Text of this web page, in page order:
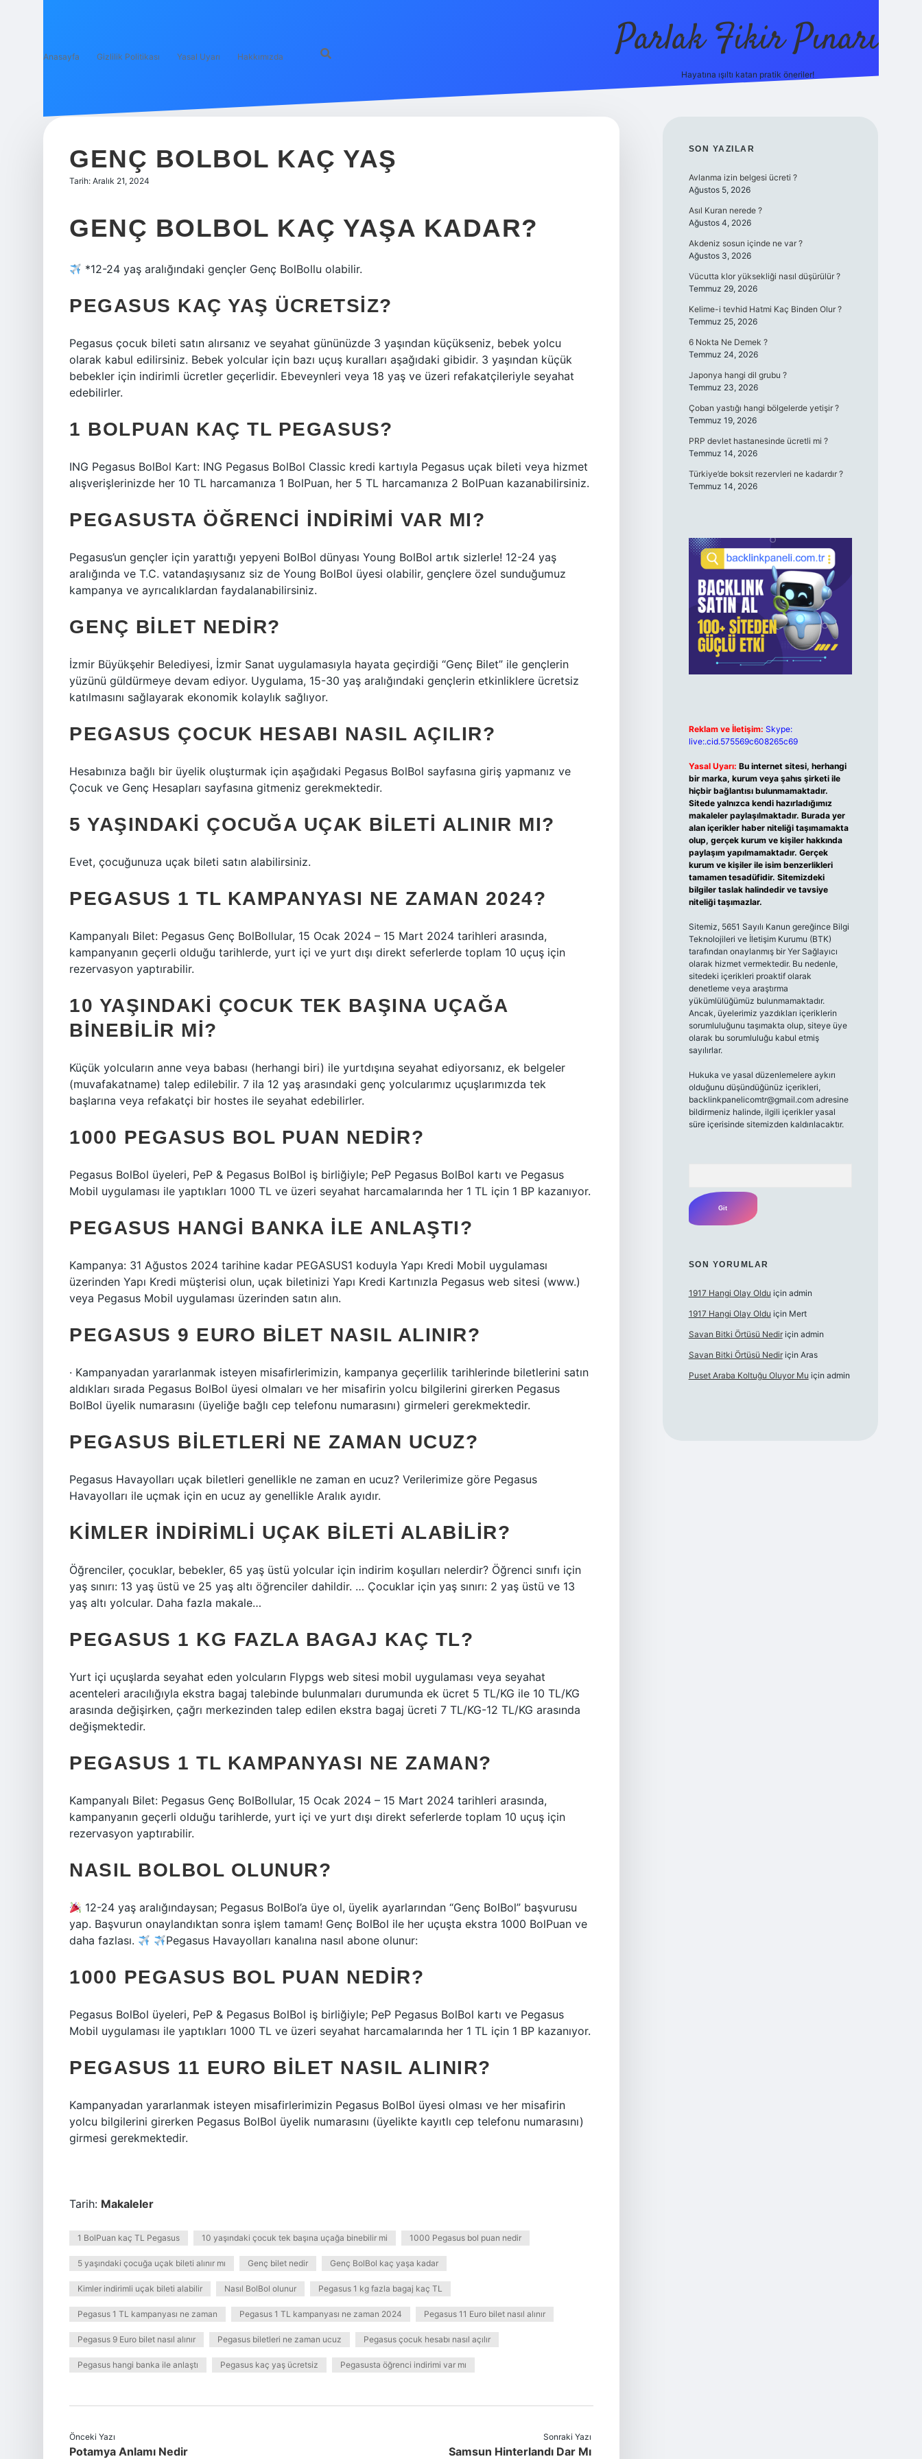
Anasayfa Gizlilik Politikası Yasal Uyarı Hakkımızda Parlak Fikir Pınarı
Hayatına ışıltı katan pratik öneriler!
GENÇ BOLBOL KAÇ YAŞ
Tarih: Aralık 21, 2024
GENÇ BOLBOL KAÇ YAŞA KADAR?
*12-24 yaş aralığındaki gençler Genç BolBollu olabilir.
PEGASUS KAÇ YAŞ ÜCRETSIZ?
Pegasus çocuk bileti satın alırsanız ve seyahat gününüzde 3 yaşından küçükseniz, bebek yolcu
olarak kabul edilirsiniz. Bebek yolcular için bazı uçuş kuralları aşağıdaki gibidir. 3 yaşından küçük
bebekler için indirimli ücretler geçerlidir. Ebeveynleri veya 18 yaş ve üzeri refakatçileriyle seyahat
edebilirler.
1 BOLPUAN KAÇ TL PEGASUS?
ING Pegasus BolBol Kart: ING Pegasus BolBol Classic kredi kartıyla Pegasus uçak bileti veya hizmet
alışverişlerinizde her 10 TL harcamanıza 1 BolPuan, her 5 TL harcamanıza 2 BolPuan kazanabilirsiniz.
PEGASUSTA ÖĞRENCI INDIRIMI VAR MI?
Pegasus’un gençler için yarattığı yepyeni BolBol dünyası Young BolBol artık sizlerle! 12-24 yaş
aralığında ve T.C. vatandaşıysanız siz de Young BolBol üyesi olabilir, gençlere özel sunduğumuz
kampanya ve ayrıcalıklardan faydalanabilirsiniz.
GENÇ BILET NEDIR?
İzmir Büyükşehir Belediyesi, İzmir Sanat uygulamasıyla hayata geçirdiği “Genç Bilet” ile gençlerin
yüzünü güldürmeye devam ediyor. Uygulama, 15-30 yaş aralığındaki gençlerin etkinliklere ücretsiz
katılmasını sağlayarak ekonomik kolaylık sağlıyor.
PEGASUS ÇOCUK HESABI NASIL AÇILIR?
Hesabınıza bağlı bir üyelik oluşturmak için aşağıdaki Pegasus BolBol sayfasına giriş yapmanız ve
Çocuk ve Genç Hesapları sayfasına gitmeniz gerekmektedir.
5 YAŞINDAKI ÇOCUĞA UÇAK BILETI ALINIR MI?
Evet, çocuğunuza uçak bileti satın alabilirsiniz.
PEGASUS 1 TL KAMPANYASI NE ZAMAN 2024?
Kampanyalı Bilet: Pegasus Genç BolBollular, 15 Ocak 2024 – 15 Mart 2024 tarihleri ​​arasında,
kampanyanın geçerli olduğu tarihlerde, yurt içi ve yurt dışı direkt seferlerde toplam 10 uçuş için
rezervasyon yaptırabilir.
10 YAŞINDAKI ÇOCUK TEK BAŞINA UÇAĞA
BINEBILIR MI?
Küçük yolcuların anne veya babası (herhangi biri) ile yurtdışına seyahat ediyorsanız, ek belgeler
(muvafakatname) talep edilebilir. 7 ila 12 yaş arasındaki genç yolcularımız uçuşlarımızda tek
başlarına veya refakatçi bir hostes ile seyahat edebilirler.
1000 PEGASUS BOL PUAN NEDIR?
Pegasus BolBol üyeleri, PeP & Pegasus BolBol iş birliğiyle; PeP Pegasus BolBol kartı ve Pegasus
Mobil uygulaması ile yaptıkları 1000 TL ve üzeri seyahat harcamalarında her 1 TL için 1 BP kazanıyor.
PEGASUS HANGI BANKA ILE ANLAŞTI?
Kampanya: 31 Ağustos 2024 tarihine kadar PEGASUS1 koduyla Yapı Kredi Mobil uygulaması
üzerinden Yapı Kredi müşterisi olun, uçak biletinizi Yapı Kredi Kartınızla Pegasus web sitesi (www.)
veya Pegasus Mobil uygulaması üzerinden satın alın.
PEGASUS 9 EURO BILET NASIL ALINIR?
· Kampanyadan yararlanmak isteyen misafirlerimizin, kampanya geçerlilik tarihlerinde biletlerini satın
aldıkları sırada Pegasus BolBol üyesi olmaları ve her misafirin yolcu bilgilerini girerken Pegasus
BolBol üyelik numarasını (üyeliğe bağlı cep telefonu numarasını) girmeleri gerekmektedir.
PEGASUS BILETLERI NE ZAMAN UCUZ?
Pegasus Havayolları uçak biletleri genellikle ne zaman en ucuz? Verilerimize göre Pegasus
Havayolları ile uçmak için en ucuz ay genellikle Aralık ayıdır.
KIMLER INDIRIMLI UÇAK BILETI ALABILIR?
Öğrenciler, çocuklar, bebekler, 65 yaş üstü yolcular için indirim koşulları nelerdir? Öğrenci sınıfı için
yaş sınırı: 13 yaş üstü ve 25 yaş altı öğrenciler dahildir. … Çocuklar için yaş sınırı: 2 yaş üstü ve 13
yaş altı yolcular. Daha fazla makale…
PEGASUS 1 KG FAZLA BAGAJ KAÇ TL?
Yurt içi uçuşlarda seyahat eden yolcuların Flypgs web sitesi mobil uygulaması veya seyahat
acenteleri aracılığıyla ekstra bagaj talebinde bulunmaları durumunda ek ücret 5 TL/KG ile 10 TL/KG
arasında değişirken, çağrı merkezinden talep edilen ekstra bagaj ücreti 7 TL/KG-12 TL/KG arasında
değişmektedir.
PEGASUS 1 TL KAMPANYASI NE ZAMAN?
Kampanyalı Bilet: Pegasus Genç BolBollular, 15 Ocak 2024 – 15 Mart 2024 tarihleri ​​arasında,
kampanyanın geçerli olduğu tarihlerde, yurt içi ve yurt dışı direkt seferlerde toplam 10 uçuş için
rezervasyon yaptırabilir.
NASIL BOLBOL OLUNUR?
12-24 yaş aralığındaysan; Pegasus BolBol’a üye ol, üyelik ayarlarından “Genç BolBol” başvurusu
yap. Başvurun onaylandıktan sonra işlem tamam! Genç BolBol ile her uçuşta ekstra 1000 BolPuan ve
daha fazlası.
Pegasus Havayolları kanalına nasıl abone olunur:
1000 PEGASUS BOL PUAN NEDIR?
Pegasus BolBol üyeleri, PeP & Pegasus BolBol iş birliğiyle; PeP Pegasus BolBol kartı ve Pegasus
Mobil uygulaması ile yaptıkları 1000 TL ve üzeri seyahat harcamalarında her 1 TL için 1 BP kazanıyor.
PEGASUS 11 EURO BILET NASIL ALINIR?
Kampanyadan yararlanmak isteyen misafirlerimizin Pegasus BolBol üyesi olması ve her misafirin
yolcu bilgilerini girerken Pegasus BolBol üyelik numarasını (üyelikte kayıtlı cep telefonu numarasını)
girmesi gerekmektedir.
Tarih: Makaleler
1 BolPuan kaç TL Pegasus 10 yaşındaki çocuk tek başına uçağa binebilir mi 1000 Pegasus bol puan nedir
5 yaşındaki çocuğa uçak bileti alınır mı Genç bilet nedir Genç BolBol kaç yaşa kadar
Kimler indirimli uçak bileti alabilir Nasıl BolBol olunur Pegasus 1 kg fazla bagaj kaç TL
Pegasus 1 TL kampanyası ne zaman Pegasus 1 TL kampanyası ne zaman 2024 Pegasus 11 Euro bilet nasıl alınır
Pegasus 9 Euro bilet nasıl alınır Pegasus biletleri ne zaman ucuz Pegasus çocuk hesabı nasıl açılır
Pegasus hangi banka ile anlaştı Pegasus kaç yaş ücretsiz Pegasusta öğrenci indirimi var mı
Önceki Yazı
Potamya Anlamı Nedir
Sonraki Yazı
Samsun Hinterlandı Dar Mı
SIDEBAR
SON YAZILAR
Avlanma izin belgesi ücreti ?
Ağustos 5, 2026
Asıl Kuran nerede ?
Ağustos 4, 2026
Akdeniz sosun içinde ne var ?
Ağustos 3, 2026
Vücutta klor yüksekliği nasıl düşürülür ?
Temmuz 29, 2026
Kelime-i tevhid Hatmi Kaç Binden Olur ?
Temmuz 25, 2026
6 Nokta Ne Demek ?
Temmuz 24, 2026
Japonya hangi dil grubu ?
Temmuz 23, 2026
Çoban yastığı hangi bölgelerde yetişir ?
Temmuz 19, 2026
PRP devlet hastanesinde ücretli mi ?
Temmuz 14, 2026
Türkiye’de boksit rezervleri ne kadardır ?
Temmuz 14, 2026
Reklam ve İletişim: Skype:
live:.cid.575569c608265c69
Yasal Uyarı: Bu internet sitesi, herhangi
bir marka, kurum veya şahıs şirketi ile
hiçbir bağlantısı bulunmamaktadır.
Sitede yalnızca kendi hazırladığımız
makaleler paylaşılmaktadır. Burada yer
alan içerikler haber niteliği taşımamakta
olup, gerçek kurum ve kişiler hakkında
paylaşım yapılmamaktadır. Gerçek
kurum ve kişiler ile isim benzerlikleri
tamamen tesadüfidir. Sitemizdeki
bilgiler taslak halindedir ve tavsiye
niteliği taşımazlar.
Sitemiz, 5651 Sayılı Kanun gereğince Bilgi
Teknolojileri ve İletişim Kurumu (BTK)
tarafından onaylanmış bir Yer Sağlayıcı
olarak hizmet vermektedir. Bu nedenle,
sitedeki içerikleri proaktif olarak
denetleme veya araştırma
yükümlülüğümüz bulunmamaktadır.
Ancak, üyelerimiz yazdıkları içeriklerin
sorumluluğunu taşımakta olup, siteye üye
olarak bu sorumluluğu kabul etmiş
sayılırlar.
Hukuka ve yasal düzenlemelere aykırı
olduğunu düşündüğünüz içerikleri,
backlinkpanelicomtr@gmail.comadresine
bildirmeniz halinde, ilgili içerikler yasal
süre içerisinde sitemizden kaldırılacaktır.
SON YORUMLAR
1917 Hangi Olay Oldu için admin
1917 Hangi Olay Oldu için Mert
Savan Bitki Örtüsü Nediriçin admin
Savan Bitki Örtüsü Nediriçin Aras
Puset Araba Koltuğu Oluyor Mu için admin